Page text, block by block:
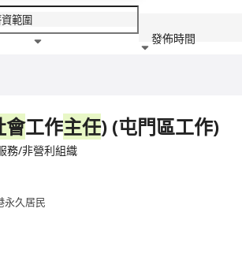
發佈時間
會工作主任) (屯門區工作)
務/非營利組織
永久居民